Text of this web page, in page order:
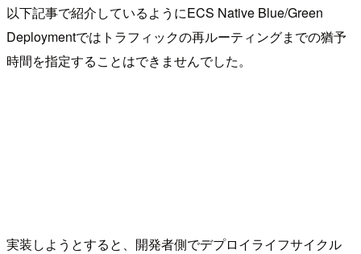
以下記事で紹介しているようにECS Native Blue/Green
Deploymentではトラフィックの再ルーティングまでの猶予
時間を指定することはできませんでした。
実装しようとすると、開発者側でデプロイライフサイクル